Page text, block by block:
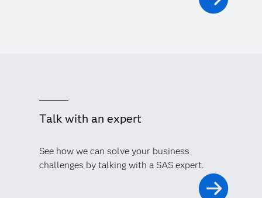
Talk with an expert
See how we can solve your business
challenges by talking with a SAS expert.